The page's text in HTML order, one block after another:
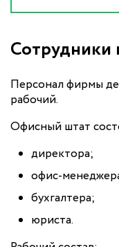
Сотрудники
Персонал фирмы
рабочий.
Офисный штат
директора;
офис-
бухгалтера;
юриста.